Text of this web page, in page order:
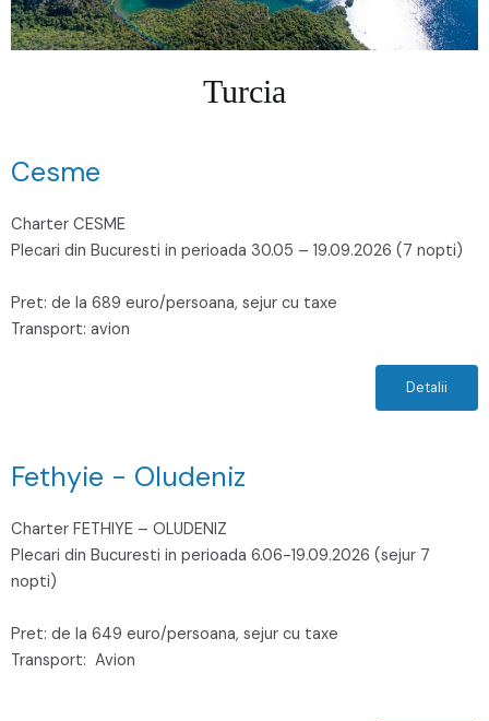
Turcia
Cesme
Charter CESME
Plecari din Bucuresti in perioada 30.05 – 19.09.2026 (7 nopti)
Pret: de la 689 euro/persoana, sejur cu taxe
Transport: avion
Detalii
Fethyie - Oludeniz
Charter FETHIYE – OLUDENIZ
Plecari din Bucuresti in perioada 6.06-19.09.2026 (sejur 7
nopti)
Pret: de la 649 euro/persoana, sejur cu taxe
Transport: Avion